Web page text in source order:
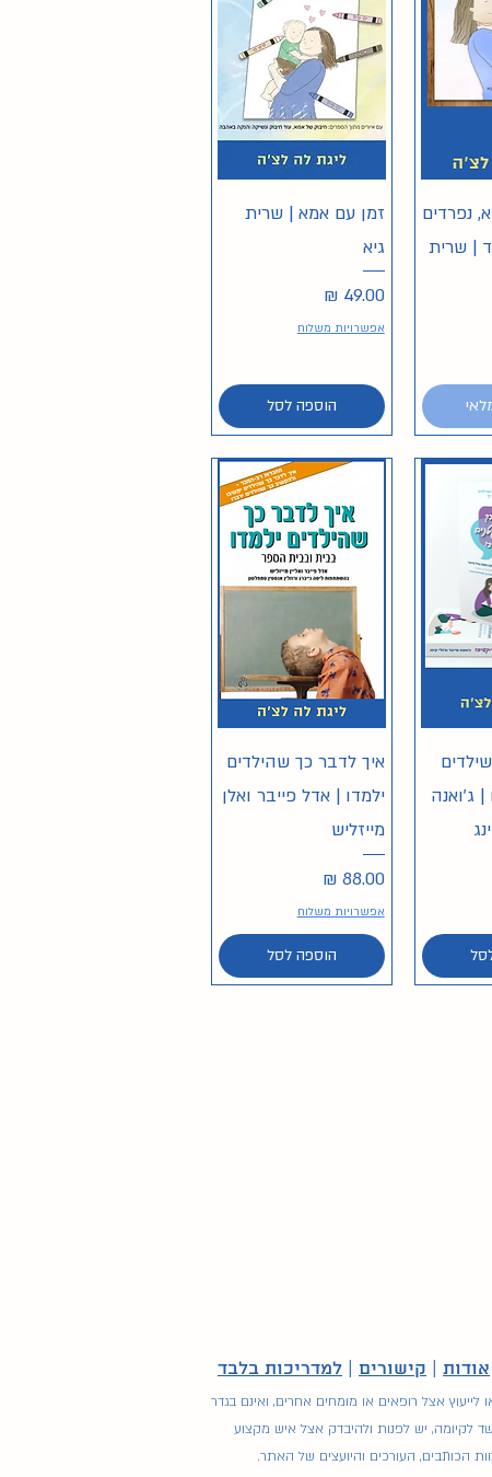
נפרדים
| שרית
תצוגה מהירה
זמן עם אמא | שרית
גיא
מחיר‏49.00 ‏₪
אפשרויות משלוח
הוספה לסל
| ג'ואנה
תצוגה מהירה
איך לדבר כך שהילדים
ילמדו | אדל פייבר ואלן
מייזליש
מחיר‏88.00 ‏₪
אפשרויות משלוח
הוספה לסל
אודות קישורים למדריכות בלבד
אצל רופאים או מומחים אחרים, ואינם בגדר
לקיומה, יש לפנות ולהיבדק אצל איש מקצוע
הכותבים, העורכים והיועצים של האתר.